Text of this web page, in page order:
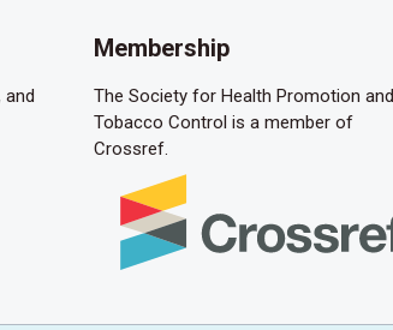
Membership
The Society for Health Promotion and
Tobacco Control is a member of
Crossref.